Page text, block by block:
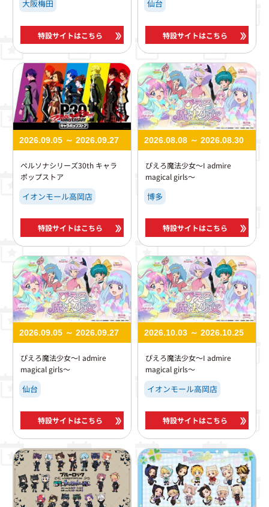
大阪梅田
特設サイトはこちら
仙台
特設サイトはこちら
2026.09.05 ～ 2026.09.27
ペルソナシリーズ30th​ キャラ
ポップストア
イオンモール高岡店
特設サイトはこちら
2026.08.08 ～ 2026.08.30
ぴえろ魔法少女～I admire
magical girls～
博多
特設サイトはこちら
2026.09.05 ～ 2026.09.27
ぴえろ魔法少女～I admire
magical girls～
仙台
特設サイトはこちら
2026.10.03 ～ 2026.10.25
ぴえろ魔法少女～I admire
magical girls～
イオンモール高岡店
特設サイトはこちら